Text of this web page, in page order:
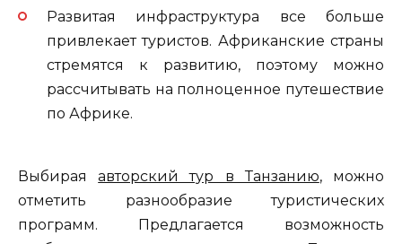
Развитая инфраструктура все больше
привлекает туристов. Африканские страны
стремятся к развитию, поэтому можно
рассчитывать на полноценное путешествие
по Африке.
Выбираяавторский тур в Танзанию, можно
отметить разнообразие туристических
программ. Предлагается возможность